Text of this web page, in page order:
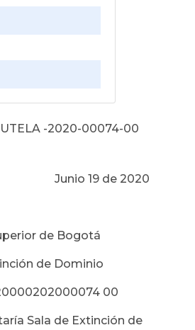
-2020-00074-00
Junio 19 de 2020
de Bogotá
de Dominio
00
Sala de Extinción de